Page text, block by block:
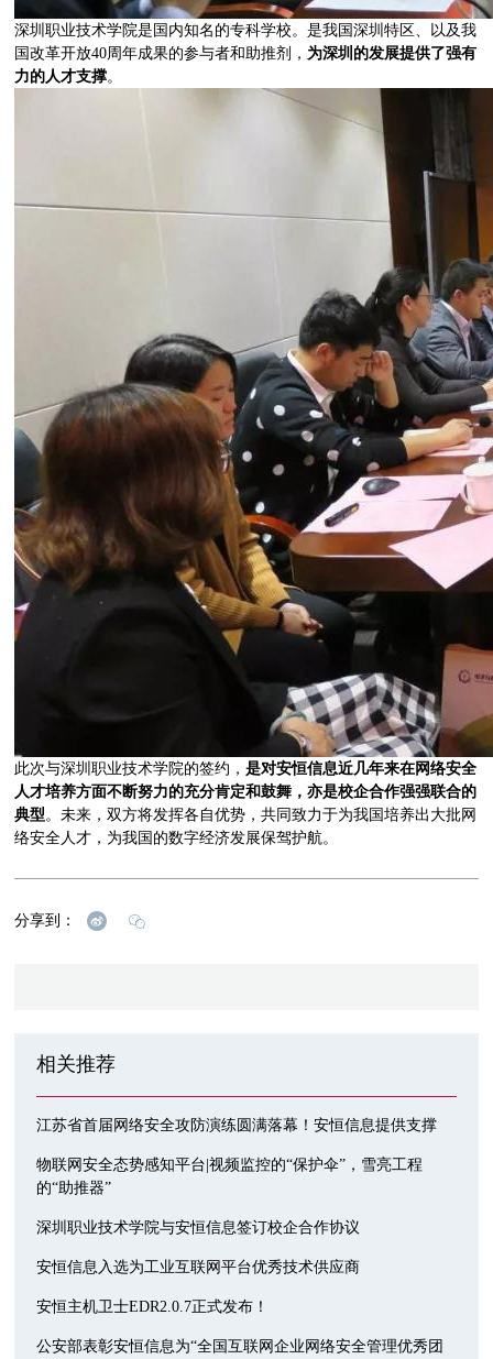
深圳职业技术学院是国内知名的专科学校。是我国深圳特区、以及我
国改革开放40周年成果的参与者和助推剂， 为深圳的发展提供了强有
力的人才支撑。
此次与深圳职业技术学院的签约，是对安恒信息近几年来在网络安全
人才培养方面不断努力的充分肯定和鼓舞 ，亦是校企合作强强联合的
典型。未来，双方将发挥各自优势，共同致力于为我国培养出大批网
络安全人才，为我国的数字经济发展保驾护航。
分享到：
相关推荐
江苏省首届网络安全攻防演练圆满落幕！安恒信息提供支撑
物联网安全态势感知平台|视频监控的“保护伞”，雪亮工程
的“助推器”
深圳职业技术学院与安恒信息签订校企合作协议
安恒信息入选为工业互联网平台优秀技术供应商
安恒主机卫士EDR2.0.7正式发布！
公安部表彰安恒信息为“全国互联网企业网络安全管理优秀团